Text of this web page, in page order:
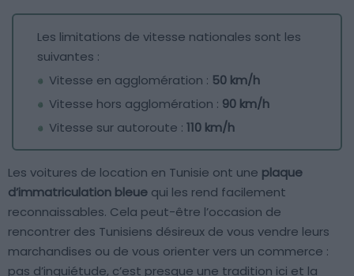
Les limitations de vitesse nationales sont les
suivantes :
Vitesse en agglomération : 50 km/h
Vitesse hors agglomération : 90 km/h
Vitesse sur autoroute : 110 km/h
Les voitures de location en Tunisie ont une plaque
d’immatriculation bleue qui les rend facilement
reconnaissables. Cela peut-être l’occasion de
rencontrer des Tunisiens désireux de vous vendre leurs
marchandises ou de vous orienter vers un commerce :
pas d’inquiétude, c’est presque une tradition ici et la